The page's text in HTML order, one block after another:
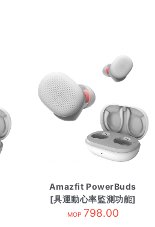
Amazfit PowerBuds
[具運動心率監測功能]
清爽白
MOP 798.00